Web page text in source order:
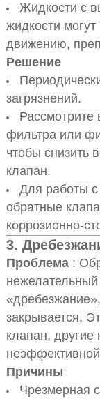
Жидкости с
жидкости
движению,
Решение
загрязнений.
Рассмотрите
фильтра или
чтобы снизить
клапан.
Для работы с
обратные
коррозионно-
3.
Проблема:
закрывается.
клапан, другие
Причины
Чрезмерная